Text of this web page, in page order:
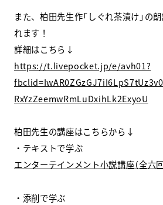
オンライン課題提
また、柏田先生作「しぐれ茶漬け」の
れます！
詳細はこちら↓
https://t.livepocket.jp/e/avh01?
RxYzZeemwRmLuDxihLk2ExyoU
柏田先生の講座はこちらから↓
・テキストで学ぶ
エンターテインメント小説講座（全六回
・添削で学ぶ